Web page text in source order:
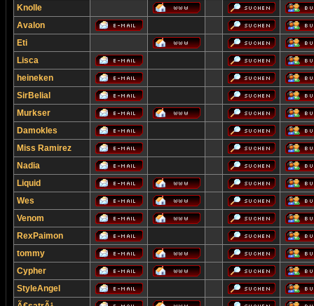
Knolle
Avalon
Eti
Lisca
heineken
SirBelial
Murkser
Damokles
Miss Ramirez
Nadia
Liquid
Wes
Venom
RexPaimon
tommy
Cypher
StyleAngel